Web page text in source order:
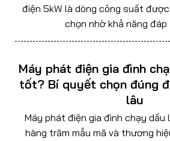
điện 5kW là dòng công suất
chọn nhờ khả năng đáp
Máy phát điện gia đình
tốt? Bí quyết chọn đúng
lâu
Máy phát điện gia đình chạy dầu
hàng trăm mẫu mã và thương